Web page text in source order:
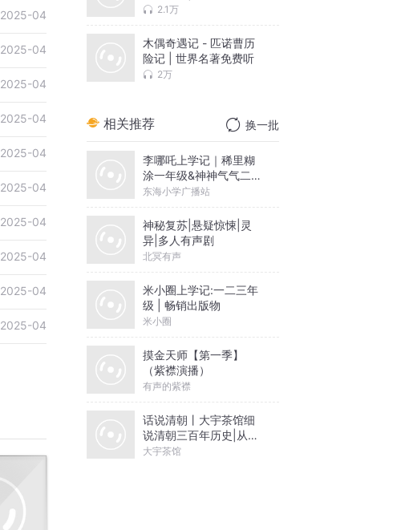
2025-04
2025-04
2025-04
2025-04
2025-04
2025-04
2025-04
2025-04
2025-04
2025-04
听 2.1万
木偶奇遇记 - 匹诺曹历
险记 | 世界名著免费听
2万
相关推荐 换一批
李哪吒上学记｜稀里糊
涂一年级&神神气气二年
级
东海小学广播站
神秘复苏|悬疑惊悚|灵
异|多人有声剧
北冥有声
米小圈上学记:一二三年
级 | 畅销出版物
米小圈
摸金天师【第一季】
（紫襟演播）
有声的紫襟
话说清朝丨大宇茶馆细
说清朝三百年历史|从努
尔哈赤到末代皇帝溥仪|
大宇茶馆